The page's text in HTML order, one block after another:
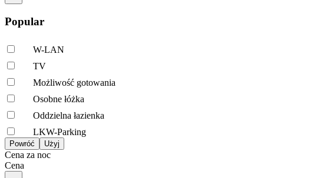
Popular
W-LAN
TV
Możliwość gotowania
Osobne łóżka
Oddzielna łazienka
LKW-Parking
Cena za noc
Cena